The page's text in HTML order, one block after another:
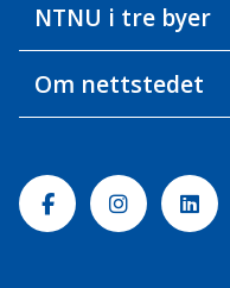
NTNU i tre byer
Om nettstedet
FacebookInstagram